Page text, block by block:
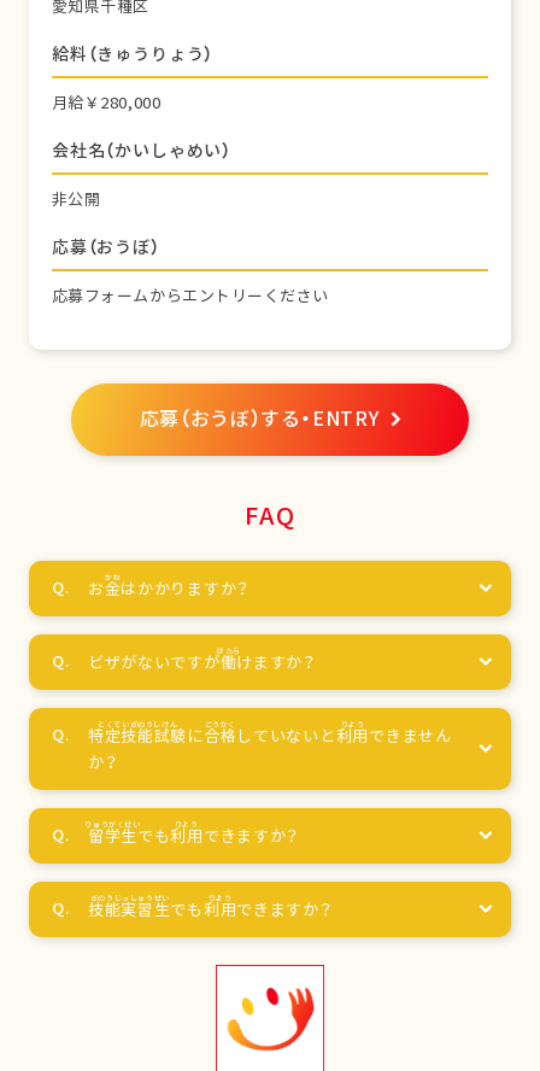
愛知県千種区
給料（きゅうりょう）
月給￥280,000
会社名（かいしゃめい）
非公開
応募（おうぼ）
応募フォームからエントリーください
応募（おうぼ）する・ENTRY
FAQ
お金はかかりますか？
ビザがないですが働けますか？
特定技能試験に合格 していないと利用 できません
か？
留学生でも利用 できますか？
技能実習生でも利用できますか？